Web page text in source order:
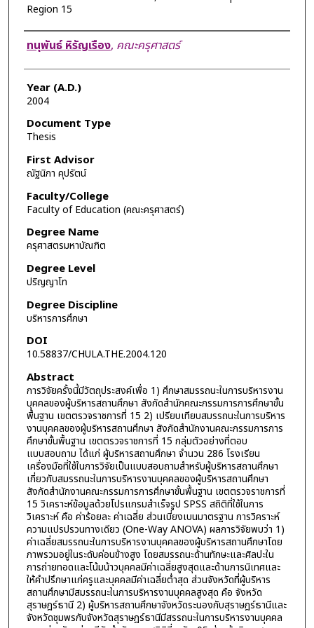
Region 15
Author
ทนุพันธ์ หิรัญเรือง, คณะครุศาสตร์
Year (A.D.)
2004
Document Type
Thesis
First Advisor
ณัฐนิภา คุปรัตน์
Faculty/College
Faculty of Education (คณะครุศาสตร์)
Degree Name
ครุศาสตรมหาบัณฑิต
Degree Level
ปริญญาโท
Degree Discipline
บริหารการศึกษา
DOI
10.58837/CHULA.THE.2004.120
Abstract
การวิจัยครั้งนี้มีวัตถุประสงค์เพื่อ 1) ศึกษาสมรรถนะในการบริหารงาน
บุคคลของผู้บริหารสถานศึกษา สังกัดสำนักคณะกรรมการการศึกษาขั้น
พื้นฐาน เขตตรวจราชการที่ 15 2) เปรียบเทียบสมรรถนะในการบริหาร
งานบุคคลของผู้บริหารสถานศึกษา สังกัดสำนักงานคณะกรรมการการ
ศึกษาขั้นพื้นฐาน เขตตรวจราชการที่ 15 กลุ่มตัวอย่างที่ตอบ
แบบสอบถาม ได้แก่ ผู้บริหารสถานศึกษา จำนวน 286 โรงเรียน
เครื่องมือที่ใช้ในการวิจัยเป็นแบบสอบถามสำหรับผู้บริหารสถานศึกษา
เกี่ยวกับสมรรถนะในการบริหารงานบุคคลของผู้บริหารสถานศึกษา
สังกัดสำนักงานคณะกรรมการการศึกษาขั้นพื้นฐาน เขตตรวจราชการที่
15 วิเคราะห์ข้อมูลด้วยโปรแกรมสำเร็จรูป SPSS สถิติที่ใช้ในการ
วิเคราะห์ คือ ค่าร้อยละ ค่าเฉลี่ย ส่วนเบี่ยงเบนมาตรฐาน การวิคราะห์
ความแปรปรวนทางเดียว (One-Way ANOVA) ผลการวิจัยพบว่า 1)
ค่าเฉลี่ยสมรรถนะในการบริหารงานบุคคลของผู้บริหารสถานศึกษาโดย
ภาพรวมอยู่ในระดับค่อนข้างสูง โดยสมรรถนะด้านทักษะและศิลปะใน
การถ่ายทอดและโน้มน้าวบุคคลมีค่าเฉลี่ยสูงสุดและด้านการนิเทศและ
ให้คำปรึกษาแก่ครูและบุคคลมีค่าเฉลี่ยต่ำสุด ส่วนจังหวัดที่ผู้บริหาร
สถานศึกษามีสมรรถนะในการบริหารงานบุคคลสูงสุด คือ จังหวัด
สุราษฎร์ธานี 2) ผู้บริหารสถานศึกษาจังหวัดระนองกับสุราษฎร์ธานีและ
จังหวัดชุมพรกับจังหวัดสุราษฎร์ธานีมีสรรถนะในการบริหารงานบุคคล